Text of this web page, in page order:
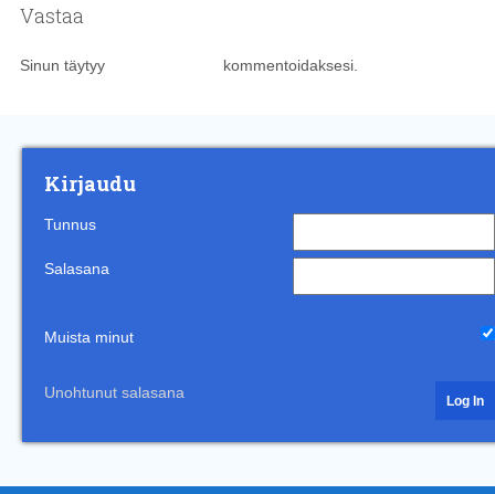
Vastaa
Sinun täytyy kommentoidaksesi.
Kirjaudu
Tunnus
Salasana
Muista minut
Unohtunut salasana